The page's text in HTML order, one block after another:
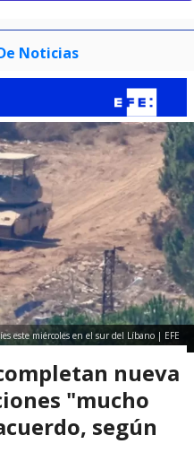
Noticias
este miércoles en el sur del Líbano | EFE
nueva
"mucho
según